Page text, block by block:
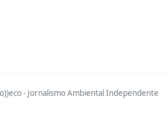
- Jornalismo Ambiental Independente